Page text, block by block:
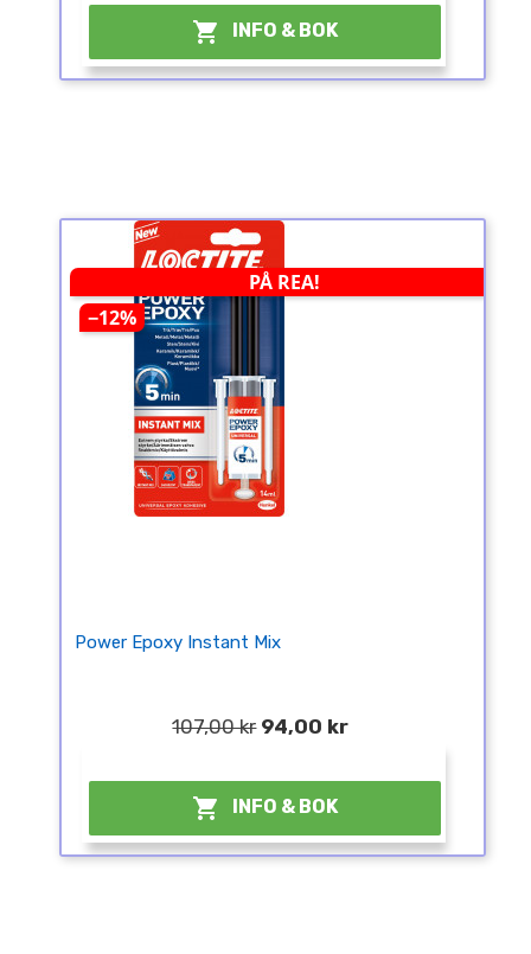
¤
 INFO & BOK
PÅ REA!
−12%
Power Epoxy Instant Mix
107,00 kr 94,00 kr
 INFO & BOK